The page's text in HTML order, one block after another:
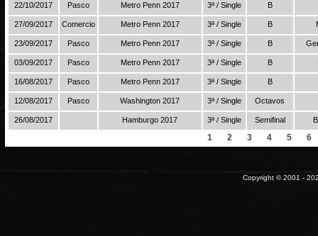
22/10/2017 Pasco Metro Penn 2017 3ª / Single B
27/09/2017 Comercio Metro Penn 2017 3ª / Single B
23/09/2017 Pasco Metro Penn 2017 3ª / Single B
03/09/2017 Pasco Metro Penn 2017 3ª / Single B
16/08/2017 Pasco Metro Penn 2017 3ª / Single B
12/08/2017 Pasco Washington 2017 3ª / Single Octavos
26/08/2017 Hamburgo 2017 3ª / Single Semifinal
1 2 3 4 5 6
Copyright © 2001 -